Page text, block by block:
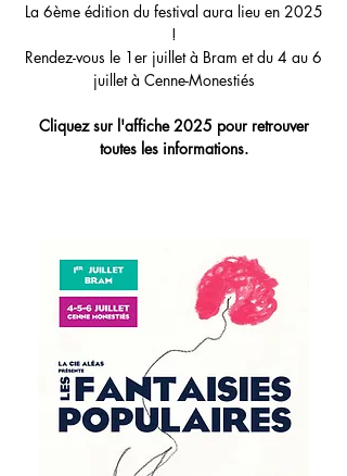
La 6ème édition du festival aura lieu en 2025
!
Rendez-vous le 1er juillet à Bram et du 4 au 6
juillet à Cenne-Monestiés
Cliquez sur l'affiche 2025 pour retrouver
toutes les informations.